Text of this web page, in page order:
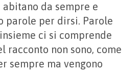
abitano da sempre e
parole per dirsi. Parole
ci si comprende
racconto non sono, come
sempre ma vengono